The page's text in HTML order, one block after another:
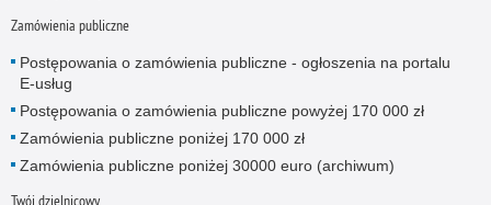
Zamówienia publiczne
Postępowania o zamówienia publiczne - ogłoszenia na portalu
E-usług
Postępowania o zamówienia publiczne powyżej 170 000 zł
Zamówienia publiczne poniżej 170 000 zł
Zamówienia publiczne poniżej 30000 euro (archiwum)
Twój dzielnicowy